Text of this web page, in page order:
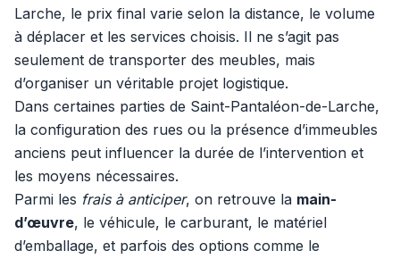
Larche, le prix final varie selon la distance, le volume
à déplacer et les services choisis. Il ne s’agit pas
seulement de transporter des meubles, mais
d’organiser un véritable projet logistique.
Dans certaines parties de Saint-Pantaléon-de-Larche,
la configuration des rues ou la présence d’immeubles
anciens peut influencer la durée de l’intervention et
les moyens nécessaires.
Parmi les frais à anticiper, on retrouve la main-
d’œuvre, le véhicule, le carburant, le matériel
d’emballage, et parfois des options comme le